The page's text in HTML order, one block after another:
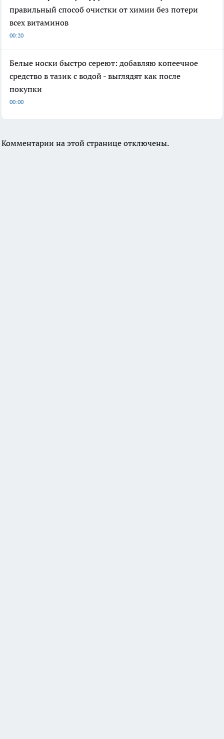
правильный способ очистки от химии без потери
всех витаминов
00:20
Белые носки быстро сереют: добавляю копеечное
средство в тазик с водой - выглядят как после
покупки
00:00
Комментарии на этой странице отключены.